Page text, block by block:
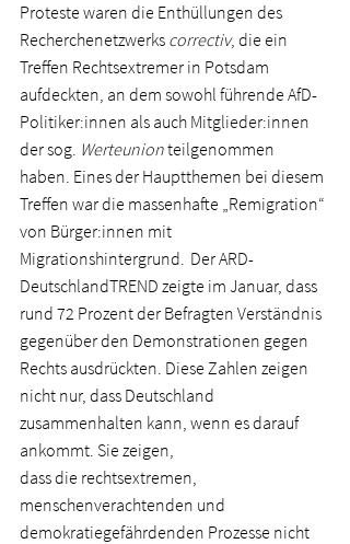
Proteste waren die Enthüllungen des
Recherchenetzwerks correctiv, die ein
Treffen Rechtsextremer in Potsdam
aufdeckten, an dem sowohl führende AfD-
Politiker:innen als auch Mitglieder:innen
der sog. Werteunion teilgenommen
haben. Eines der Hauptthemen bei diesem
Treffen war die massenhafte „Remigration“
von Bürger:innen mit
Migrationshintergrund.  Der ARD-
DeutschlandTREND zeigte im Januar, dass
rund 72 Prozent der Befragten Verständnis
gegenüber den Demonstrationen gegen
Rechts ausdrückten. Diese Zahlen zeigen
nicht nur, dass Deutschland
zusammenhalten kann, wenn es darauf
ankommt. Sie zeigen,
dass die rechtsextremen,
menschenverachtenden und
demokratiegefährdenden Prozesse nicht